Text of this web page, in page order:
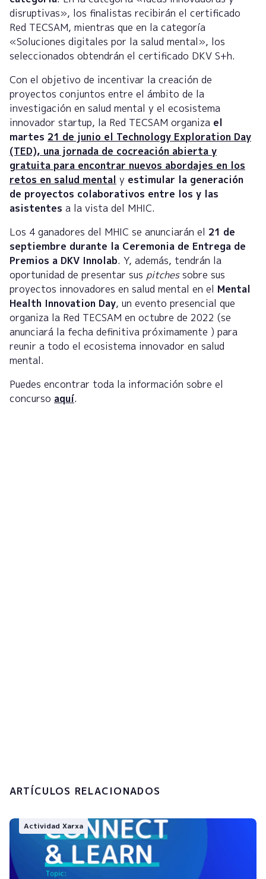
disruptivas», los finalistas recibirán el certificado
Red TECSAM, mientras que en la categoría
«Soluciones digitales por la salud mental», los
seleccionados obtendrán el certificado DKV S+h.
Con el objetivo de incentivar la creación de
proyectos conjuntos entre el ámbito de la
investigación en salud mental y el ecosistema
innovador startup, la Red TECSAM organiza el
martes 21 de junio el Technology Exploration Day
(TED), una jornada de cocreación abierta y
gratuita para encontrar nuevos abordajes en los
retos en salud mental y estimular la generación
de proyectos colaborativos entre los y las
asistentes a la vista del MHIC.
Los 4 ganadores del MHIC se anunciarán el 21 de
septiembre durante la Ceremonia de Entrega de
Premios a DKV Innolab. Y, además, tendrán la
oportunidad de presentar sus pitchessobre sus
proyectos innovadores en salud mental en el Mental
Health Innovation Day, un evento presencial que
organiza la Red TECSAM en octubre de 2022 (se
anunciará la fecha definitiva próximamente ) para
reunir a todo el ecosistema innovador en salud
mental.
Puedes encontrar toda la información sobre el
concurso aquí.
ARTÍCULOS RELACIONADOS
Actividad Xarxa